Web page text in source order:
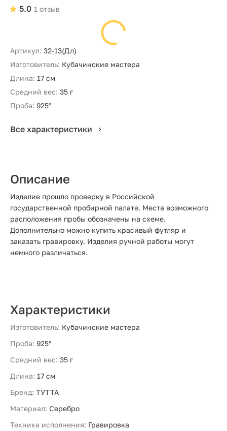
1 отзыв
5.0
Артикул: 32-13(Дл)
Изготовитель: Кубачинские мастера
Длина: 17 см
Средний вес: 35 г
Проба: 925°
Все характеристики
Описание
Изделие прошло проверку в Российской
государственной пробирной палате. Места возможного
расположения пробы обозначены на схеме.
Дополнительно можно купить красивый футляр и
заказать гравировку. Изделия ручной работы могут
немного различаться.
Характеристики
Изготовитель: Кубачинские мастера
Проба: 925°
Средний вес: 35 г
Длина: 17 см
Бренд: ТУТТА
Материал: Серебро
Техника исполнения: Гравировка